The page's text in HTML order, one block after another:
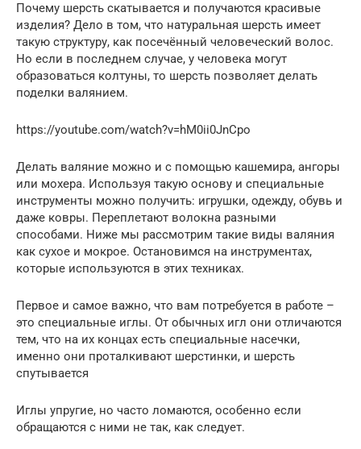
Почему шерсть скатывается и получаются красивые
изделия? Дело в том, что натуральная шерсть имеет
такую структуру, как посечённый человеческий волос.
Но если в последнем случае, у человека могут
образоваться колтуны, то шерсть позволяет делать
поделки валянием.
https://youtube.com/watch?v=hM0ii0JnCpo
Делать валяние можно и с помощью кашемира, ангоры
или мохера. Используя такую основу и специальные
инструменты можно получить: игрушки, одежду, обувь и
даже ковры. Переплетают волокна разными
способами. Ниже мы рассмотрим такие виды валяния
как сухое и мокрое. Остановимся на инструментах,
которые используются в этих техниках.
Первое и самое важно, что вам потребуется в работе –
это специальные иглы. От обычных игл они отличаются
тем, что на их концах есть специальные насечки,
именно они проталкивают шерстинки, и шерсть
спутывается
Иглы упругие, но часто ломаются, особенно если
обращаются с ними не так, как следует.